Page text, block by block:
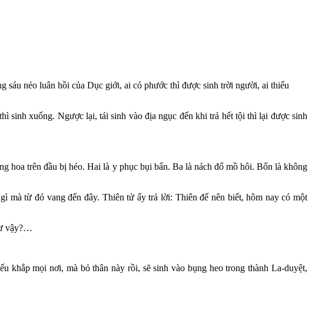
sáu nẻo luân hồi của Dục giới, ai có phước thì được sinh trời người, ai thiếu
sinh xuống. Ngược lại, tái sinh vào địa ngục đến khi trả hết tội thì lại được sinh
hoa trên đầu bị héo. Hai là y phục bụi bẩn. Ba là nách đổ mồ hôi. Bốn là không
mà từ đó vang đến đây. Thiên tử ấy trả lời: Thiên đế nên biết, hôm nay có một
vậy?…
khắp mọi nơi, mà bỏ thân này rồi, sẽ sinh vào bụng heo trong thành La-duyệt,